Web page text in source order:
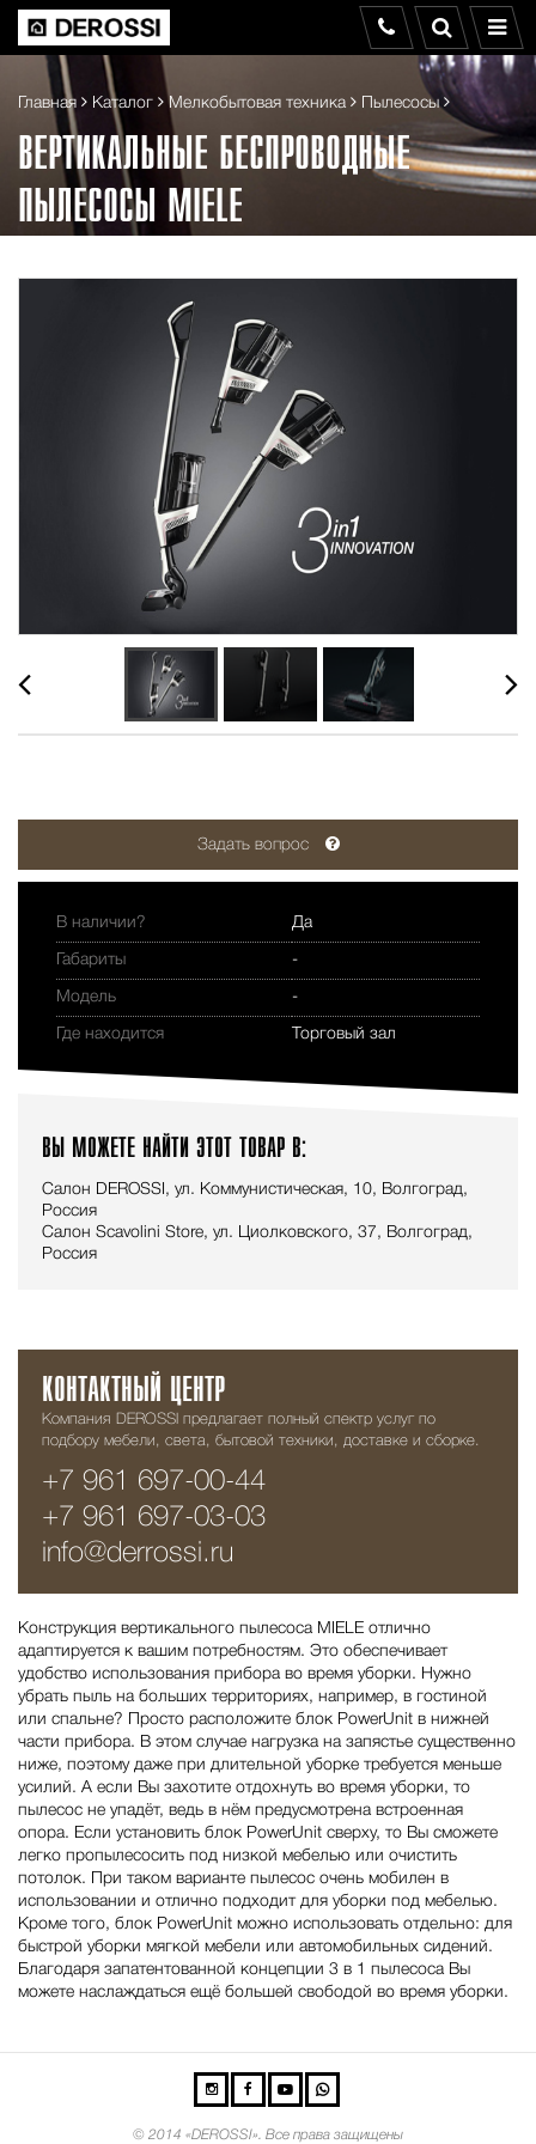
Главная Каталог Мелкобытовая техника Пылесосы
ВЕРТИКАЛЬНЫЕ БЕСПРОВОДНЫЕ
ПЫЛЕСОСЫ MIELE
Задать вопрос
В наличии? Да
Габариты -
Модель -
Где находится Торговый зал
ВЫ МОЖЕТЕ НАЙТИ ЭТОТ ТОВАР В:
Салон DEROSSI, ул. Коммунистическая, 10, Волгоград,
Россия
Салон Scavolini Store, ул. Циолковского, 37, Волгоград,
Россия
КОНТАКТНЫЙ ЦЕНТР
Компания DEROSSI предлагает полный спектр услуг по
подбору мебели, света, бытовой техники, доставке и сборке.
+7 961 697-00-44
+7 961 697-03-03
info@derrossi.ru
Конструкция вертикального пылесоса MIELE отлично
адаптируется к вашим потребностям. Это обеспечивает
удобство использования прибора во время уборки. Нужно
убрать пыль на больших территориях, например, в гостиной
или спальне? Просто расположите блок PowerUnit в нижней
части прибора. В этом случае нагрузка на запястье существенно
ниже, поэтому даже при длительной уборке требуется меньше
усилий. А если Вы захотите отдохнуть во время уборки, то
пылесос не упадёт, ведь в нём предусмотрена встроенная
опора. Если установить блок PowerUnit сверху, то Вы сможете
легко пропылесосить под низкой мебелью или очистить
потолок. При таком варианте пылесос очень мобилен в
использовании и отлично подходит для уборки под мебелью.
Кроме того, блок PowerUnit можно использовать отдельно: для
быстрой уборки мягкой мебели или автомобильных сидений.
Благодаря запатентованной концепции 3 в 1 пылесоса Вы
можете наслаждаться ещё большей свободой во время уборки.
© 2014 «DEROSSI». Все права защищены